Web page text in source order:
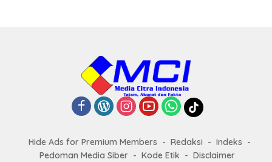
Hide Ads for Premium Members Redaksi
Indeks
Pedoman Media Siber
Kode Etik Disclaimer